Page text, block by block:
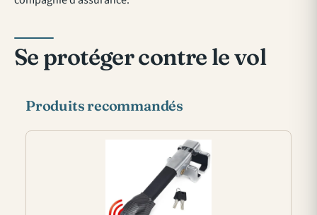
Se protéger contre le vol
Produits recommandés